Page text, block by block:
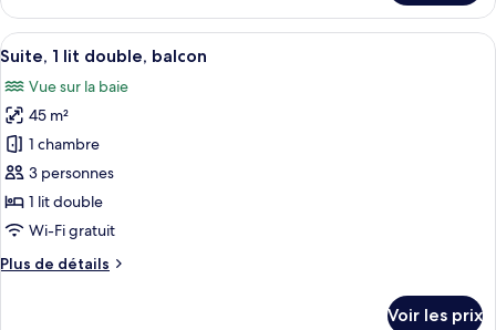
Double
ou
lits
jumeaux
le
type
de
Chambre
Économique
Double
ou
avec
lits
jumeaux
Afficher
toutes
les
photos
pour
ce
type
de
chambre :
Suite,
Un salon moderne avec une table
6
Suite, 1 lit double, balcon
Vue sur la baie
45 m²
1 chambre
3 personnes
1 lit double
Wi-Fi gratuit
Plus de détails
Plus
Voir les prix